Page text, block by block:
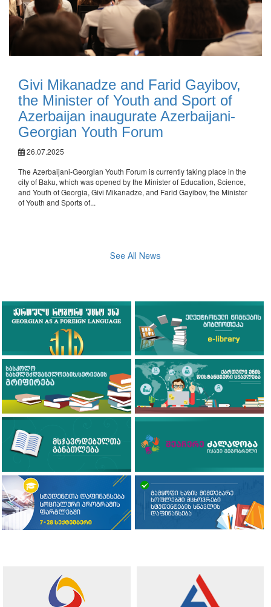
Givi Mikanadze and Farid Gayibov,
the Minister of Youth and Sport of
Azerbaijan inaugurate Azerbaijani-
Georgian Youth Forum
26.07.2025
The Azerbaijani-Georgian Youth Forum is currently taking place in the
city of Baku, which was opened by the Minister of Education, Science,
and Youth of Georgia, Givi Mikanadze, and Farid Gayibov, the Minister
of Youth and Sports of...
See All News